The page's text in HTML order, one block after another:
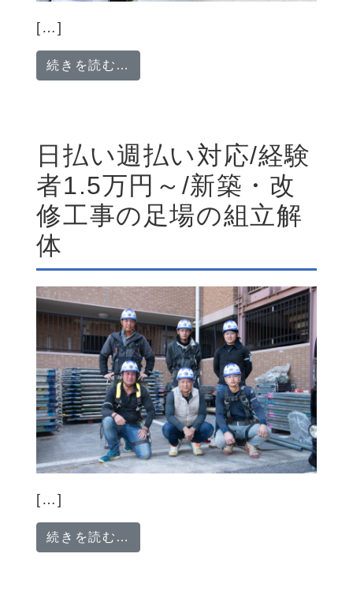
[…]
続きを読む…
日払い週払い対応/経験
者1.5万円～/新築・改
修工事の足場の組立解
体
[…]
続きを読む…